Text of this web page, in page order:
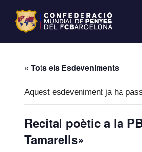
« Tots els Esdeveniments
Aquest esdeveniment ja ha
Recital poètic a la
Tamarells»